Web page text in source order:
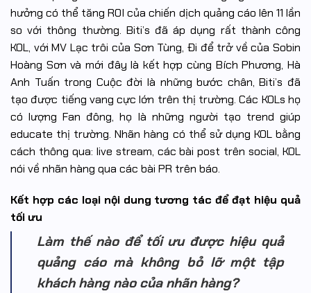
hưởng có thể tăng ROI của chiến dịch quảng cáo lên 11 lần
so với thông thường. Biti’s đã áp dụng rất thành công
KOL, với MV Lạc trôi của Sơn Tùng, Đi để trở về của Sobin
Hoàng Sơn và mới đây là kết hợp cùng Bích Phương, Hà
Anh Tuấn trong Cuộc đời là những bước chân, Biti’s đã
tạo được tiếng vang cực lớn trên thị trường. Các KOLs họ
có lượng Fan đông, họ là những người tạo trend giúp
educate thị trường. Nhãn hàng có thể sử dụng KOL bằng
cách thông qua: live stream, các bài post trên social, KOL
nói về nhãn hàng qua các bài PR trên báo.
Kết hợp các loại nội dung tương tác để đạt hiệu quả
tối ưu
Làm thế nào để tối ưu được hiệu quả
quảng cáo mà không bỏ lỡ một tập
khách hàng nào của nhãn hàng?